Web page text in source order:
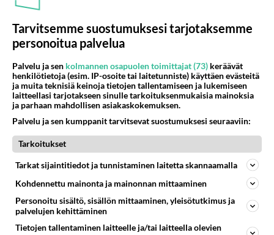
Oi! Maajussi-Kallen Niina-vaimo ilahduttaa
rakastaan romanttisilla kuvilla
hääpäivästä: "Onneksi..."
Suosikkiuusinta: Maajussi-Kalle ja Niina tapasivat toisensa
Maajussille morsian -realityssä.
Tarvitsemme suostumuksesi tarjotaksemme
personoitua palvelua
Palvelu ja sen kolmannen osapuolen toimittajat (73) keräävät
henkilötietoja (esim. IP-osoite tai laitetunniste) käyttäen evästeitä
ja muita teknisiä keinoja tietojen tallentamiseen ja lukemiseen
laitteellasi tarjotakseen sinulle tarkoituksenmukaisia mainoksia
ja parhaan mahdollisen asiakaskokemuksen.
Palvelu ja sen kumppanit tarvitsevat suostumuksesi seuraaviin:
Tarkoitukset
Tarkat sijaintitiedot ja tunnistaminen laitetta skannaamalla
Kohdennettu mainonta ja mainonnan mittaaminen
Personoitu sisältö, sisällön mittaaminen, yleisötutkimus ja
palvelujen kehittäminen
Tietojen tallentaminen laitteelle ja/tai laitteella olevien